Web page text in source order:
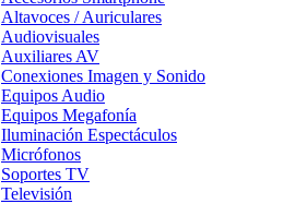
Altavoces / Auriculares
Audiovisuales
Auxiliares AV
Conexiones Imagen y Sonido
Equipos Audio
Equipos Megafonía
Iluminación Espectáculos
Micrófonos
Soportes TV
Televisión